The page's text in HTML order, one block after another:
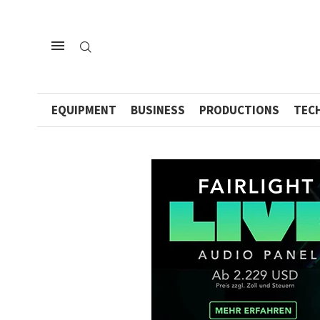
EQUIPMENT BUSINESS PRODUCTIONS